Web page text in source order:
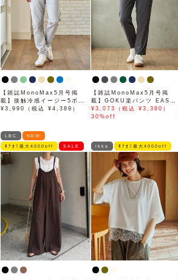
【雑誌MonoMax5月号掲
載】接触冷感イージー5ポケ
ット
¥3,990（税込 ¥4,389）
【雑誌MonoMax5月号掲
載】GOKU楽パンツ EASY
STRETCH 冷感アンクル
【接触冷感】「小泉孝太郎さ
¥3,073（税込 ¥3,380）
30%off
LBC NEW
ﾓｱｵﾌ最大4000off SALE ikka ﾓｱｵﾌ最大4000off